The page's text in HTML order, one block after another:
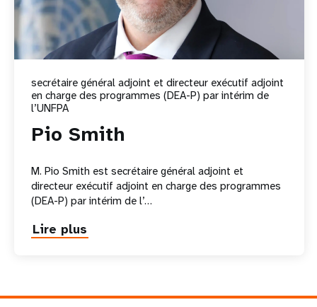
secrétaire général adjoint et directeur exécutif adjoint
en charge des programmes (DEA-P) par intérim de
l’UNFPA
Pio Smith
M. Pio Smith est secrétaire général adjoint et
directeur exécutif adjoint en charge des programmes
(DEA-P) par intérim de l’…
Lire plus
about